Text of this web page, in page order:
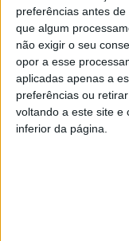
preferências antes
que algum
não exigir o seu
opor a esse
aplicadas apenas a
preferências ou
voltando a este site e
inferior da página.
Artigo anterior
Tondela: Autarquia
viatura à